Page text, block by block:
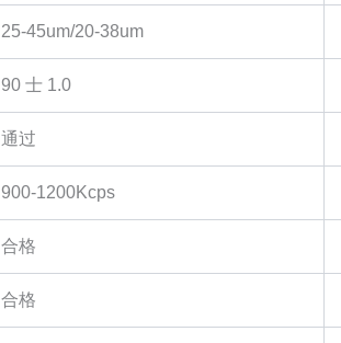
25-45um/20-38um
90 士 1.0
通过
900-1200Kcps
合格
合格